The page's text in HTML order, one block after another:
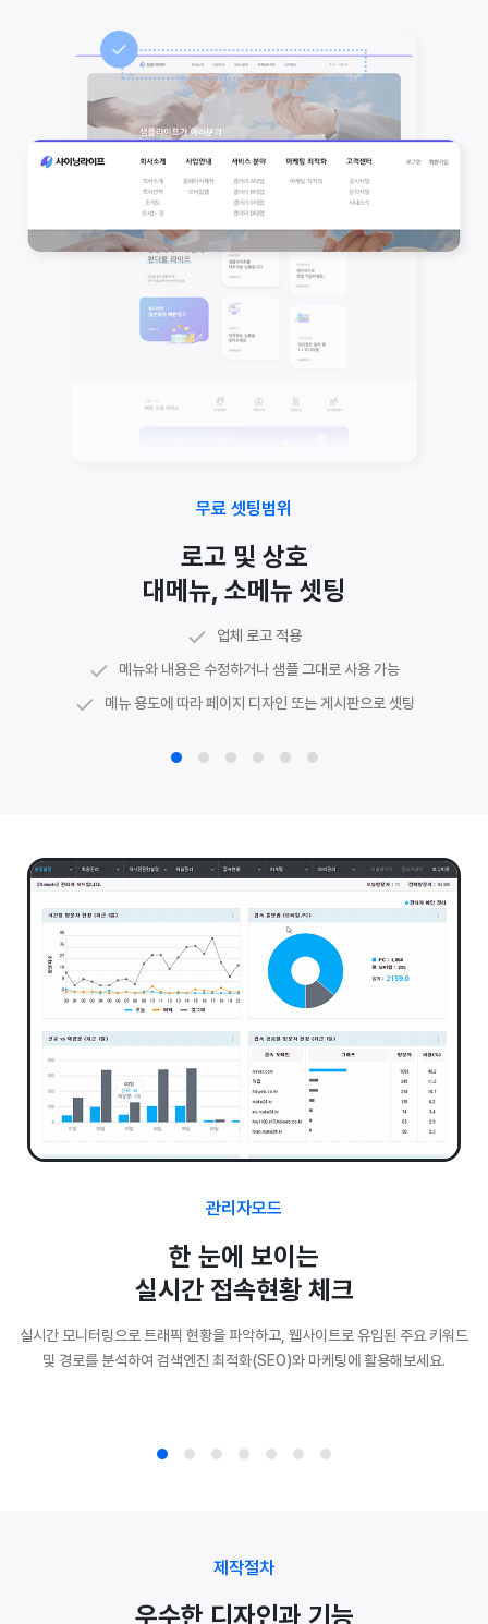
무료 셋팅범위
로고 및 상호
대메뉴, 소메뉴 셋팅
업체 로고 적용
메뉴와 내용은 수정하거나 샘플 그대로 사용 가능
메뉴 용도에 따라 페이지 디자인 또는 게시판으로 셋팅
메인 배너 이미지 수정 가능
메인 구성 이미지, 아이콘 등 수정 가능
메뉴로 이동하는 링크 및 공지사항 등 게시판 최신글 연동
관리자 페이지에서 하단 정보 직접 수정 가능
담당 디자이너가 웹수집에 최적화된 코딩 페이지로 셋팅
시설안내, 포트폴리오 등
갤러리 게시판
유튜브 경로를 활용한
관리자모드
한 눈에 보이는
실시간 접속현황 체크
실시간 모니터링으로 트래픽 현황을 파악하고, 웹사이트로 유입된 주요 키워드
및 경로를 분석하여 검색엔진 최적화(SEO)와 마케팅에 활용해보세요.
제작절차
우수한 디자인과 기능